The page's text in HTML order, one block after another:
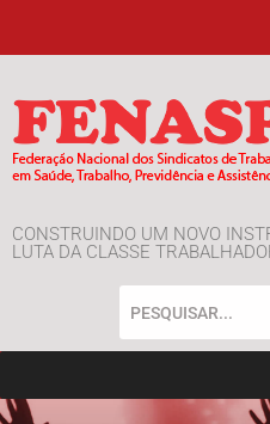
CONSTRUINDO UM NOVO
LUTA DA CLASSE